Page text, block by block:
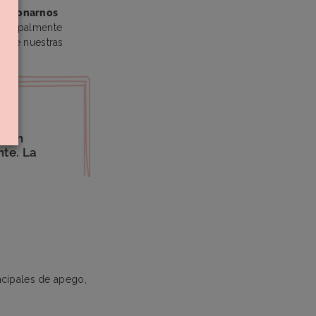
de nuestras
La
de apego,